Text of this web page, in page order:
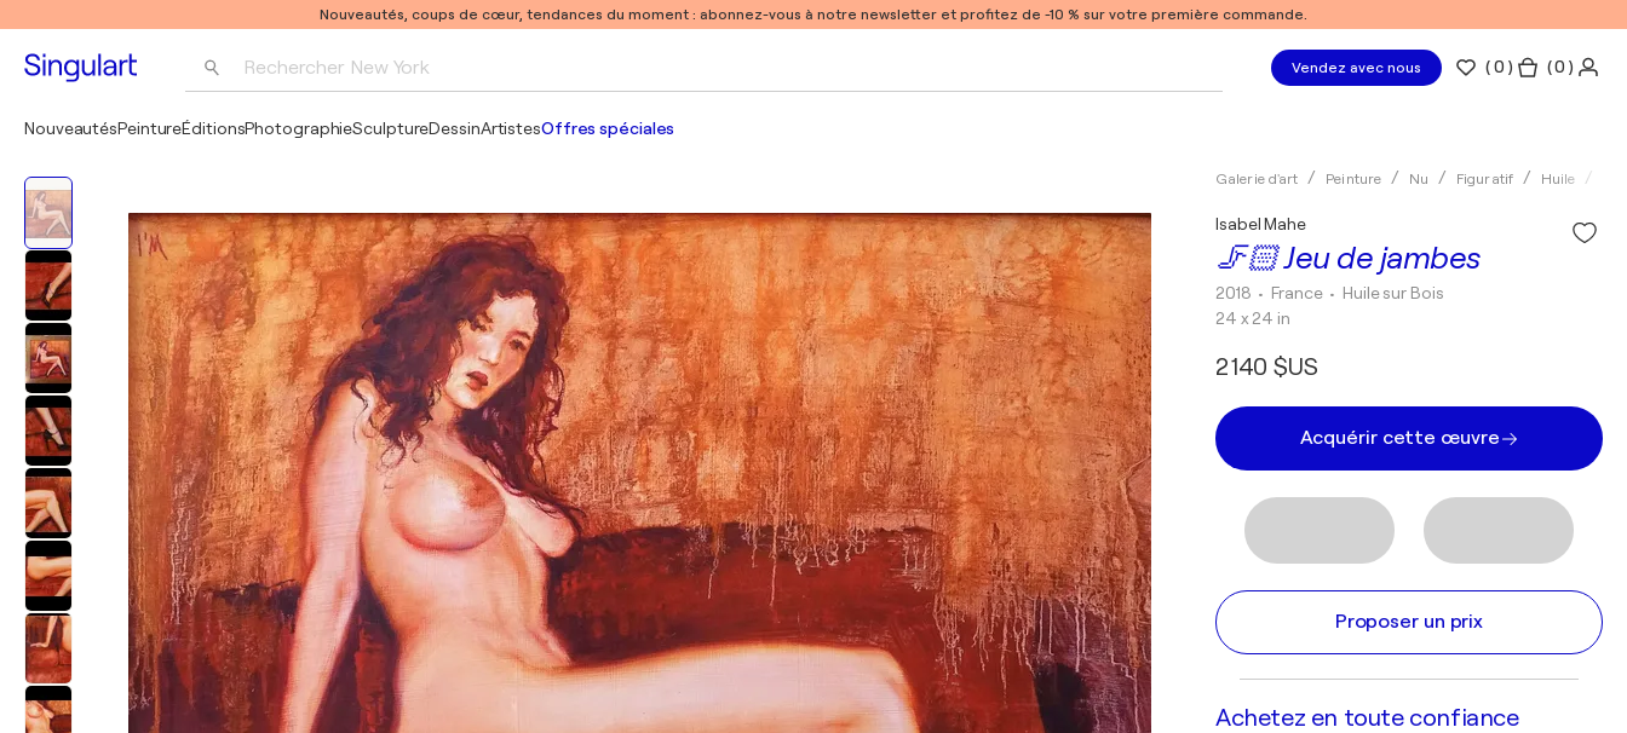
Nouveautés, coups de cœur, tendances du moment : abonnez-vous à notre newsletter et profitez de -10 % sur votre première commande.
Rechercher New York
Pablo Picasso
Vendez avec nous (0 ) ( 0 )
NouveautésPeintureÉditionsPhotographieSculptureDessinArtistesOffres spéciales
Galerie d'art Peinture Nu Figuratif Huile
🦵🏻 Jeu de jambes
Isabel Mahe
2018 • France • Huile sur Bois
24 x 24 in
2 140 $US
Acquérir cette œuvre
Proposer un prix
Achetez en toute confiance